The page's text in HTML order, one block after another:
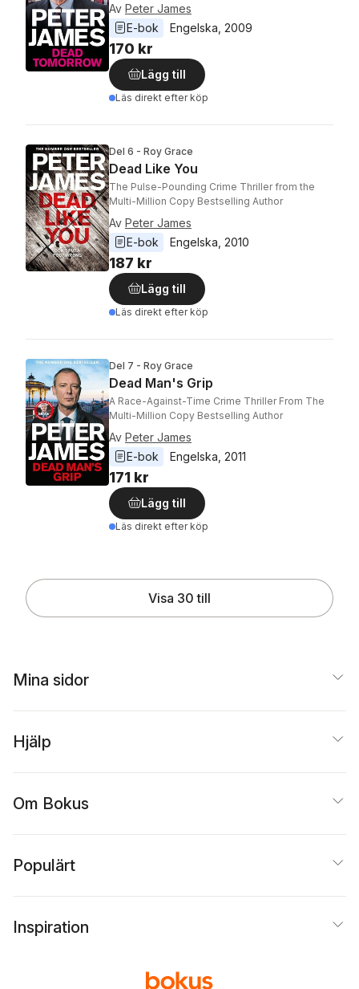
Av Peter James
E-bok
Engelska 2009
170 kr
Lägg till
Läs direkt efter köp
Del 6 - Roy Grace
Dead Like You
The Pulse-Pounding Crime Thriller from the
Multi-Million Copy Bestselling Author
Av Peter James
E-bok
Engelska 2010
187 kr
Lägg till
Läs direkt efter köp
Del 7 - Roy Grace
Dead Man's Grip
A Race-Against-Time Crime Thriller From The
Multi-Million Copy Bestselling Author
Av Peter James
E-bok
Engelska 2011
171 kr
Lägg till
Läs direkt efter köp
Visa 30 till
Mina sidor
Hjälp
Om Bokus
Populärt
Inspiration